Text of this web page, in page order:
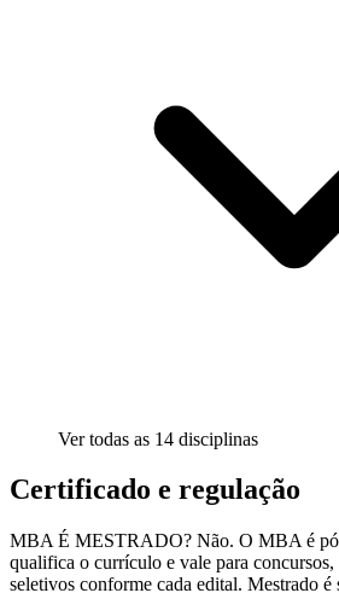
Ver todas as 14 disciplinas
Certificado e regulação
MBA É MESTRADO? Não. O MBA é
qualifica o currículo e vale para concursos,
seletivos conforme cada edital. Mestrado é